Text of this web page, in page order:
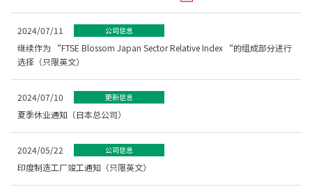
2024/07/11 公司信息
继续作为 “FTSE Blossom Japan Sector Relative Index “的组成部分进行
选择（只限英文）
2024/07/10 更新信息
夏季休业通知（日本总公司）
2024/05/22 公司信息
印度制造工厂竣工通知（只限英文）